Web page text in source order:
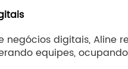
digitais, Aline
equipes,